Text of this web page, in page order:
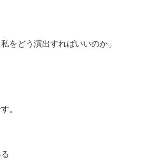
をどう演出すればいいのか」
。